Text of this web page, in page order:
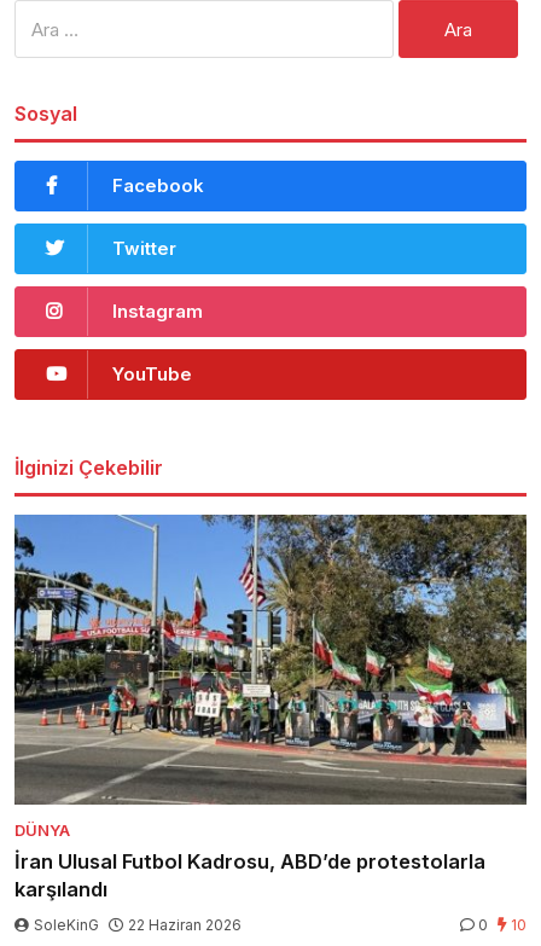
Sosyal
Facebook
Twitter
Instagram
YouTube
İlginizi Çekebilir
DÜNYA
İran Ulusal Futbol Kadrosu, ABD’de protestolarla
karşılandı
SoleKinG 22 Haziran 2026 0 10